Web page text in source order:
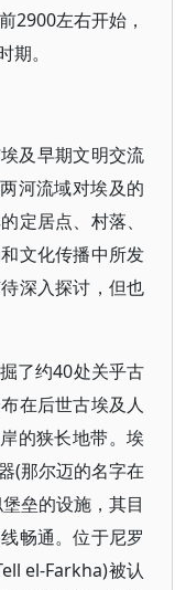
2900左右开始，
。
及早期文明交流
河流域对埃及的
定居点、村落、
文化传播中所发
深入探讨，但也
了约40处关乎古
在后世古埃及人
的狭长地带。埃
(那尔迈的名字在
垒的设施，其目
畅通。位于尼罗
el-Farkha)被认